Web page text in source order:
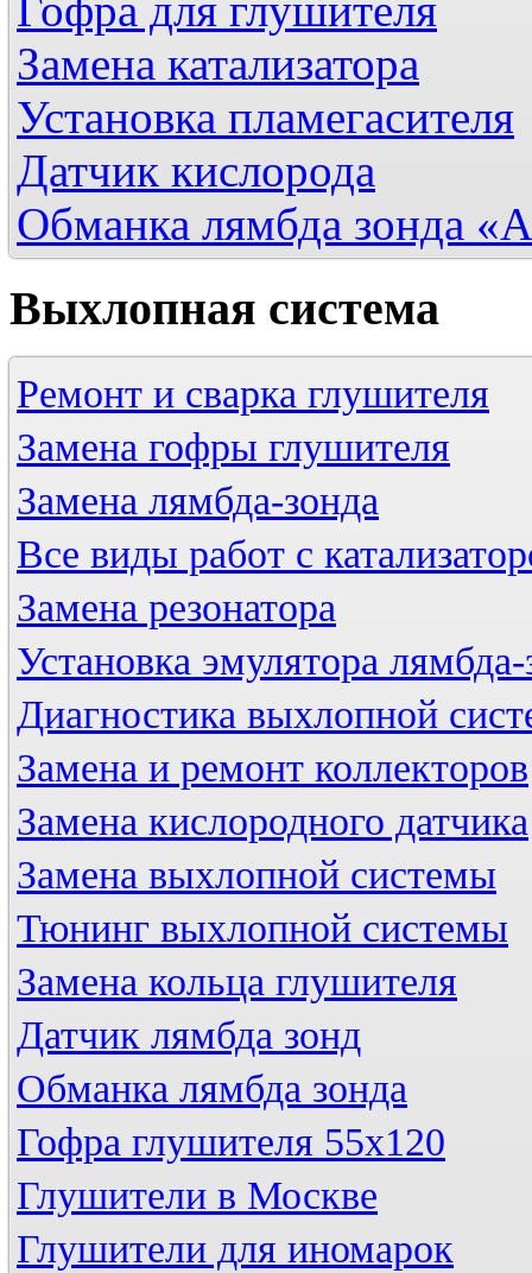
Замена катализатора
Установка пламегасителя
Датчик кислорода
Обманка лямбда зонда
Выхлопная система
Ремонт и сварка глушителя
Замена гофры глушителя
Замена лямбда-зонда
Все виды работ с
Замена резонатора
Установка эмулятора лямбда-
Диагностика выхлопной
Замена и ремонт коллекторов
Замена кислородного датчика
Замена выхлопной системы
Тюнинг выхлопной системы
Замена кольца глушителя
Датчик лямбда зонд
Обманка лямбда зонда
Гофра глушителя 55х120
Глушители в Москве
Глушители для иномарок